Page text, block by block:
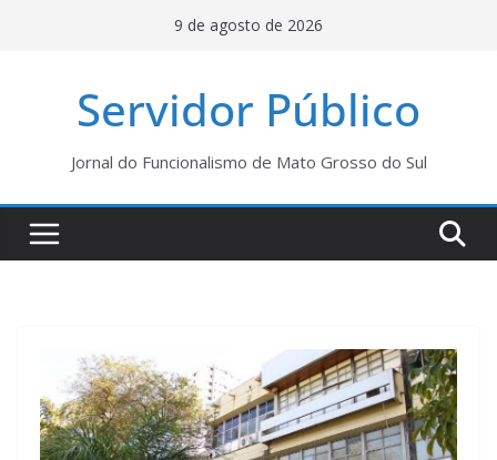
9 de agosto de 2026
Servidor Público
Jornal do Funcionalismo de Mato Grosso do Sul